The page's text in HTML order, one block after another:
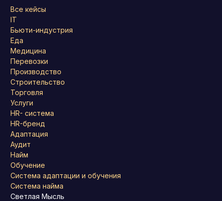
Все кейсы
IT
Бьюти-индустрия
Еда
Медицина
Перевозки
Производство
Строительство
Торговля
Услуги
HR- система
HR-бренд
Адаптация
Аудит
Найм
Обучение
Система адаптации и обучения
Система найма
Светлая Мысль